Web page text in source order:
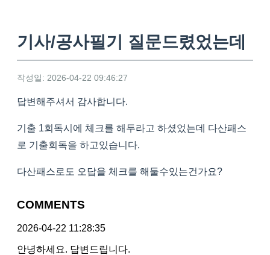
기사/공사필기 질문드렸었는데
작성일: 2026-04-22 09:46:27
답변해주셔서 감사합니다.
기출 1회독시에 체크를 해두라고 하셨었는데 다산패스
로 기출회독을 하고있습니다.
다산패스로도 오답을 체크를 해둘수있는건가요?
COMMENTS
2026-04-22 11:28:35
안녕하세요. 답변드립니다.